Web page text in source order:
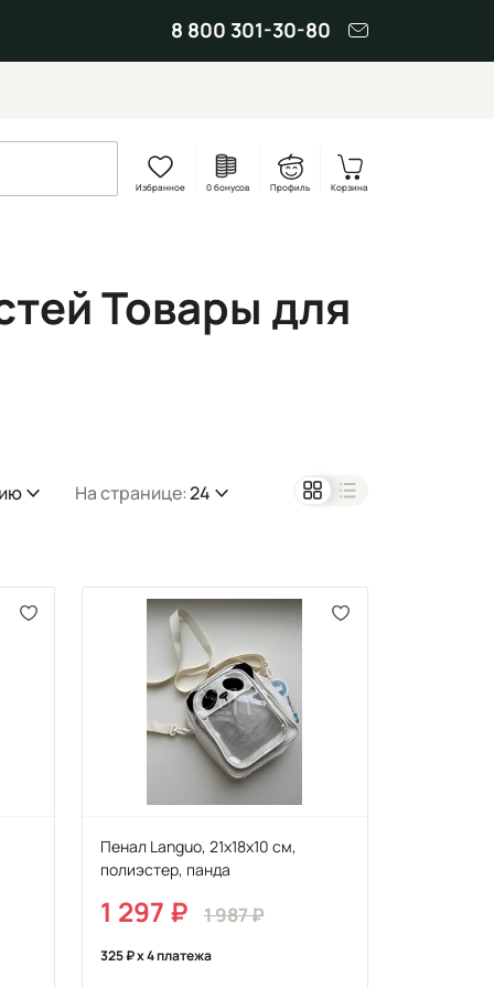
8 800 301-30-80
Избранное 0 бонусов Профиль Корзина
Товары для
На странице:24
Пенал Languo, 21х18х10 см,
полиэстер, панда
1 297 1 987
325 x 4 платежа